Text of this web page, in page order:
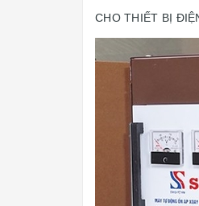
CHO THIẾT BỊ